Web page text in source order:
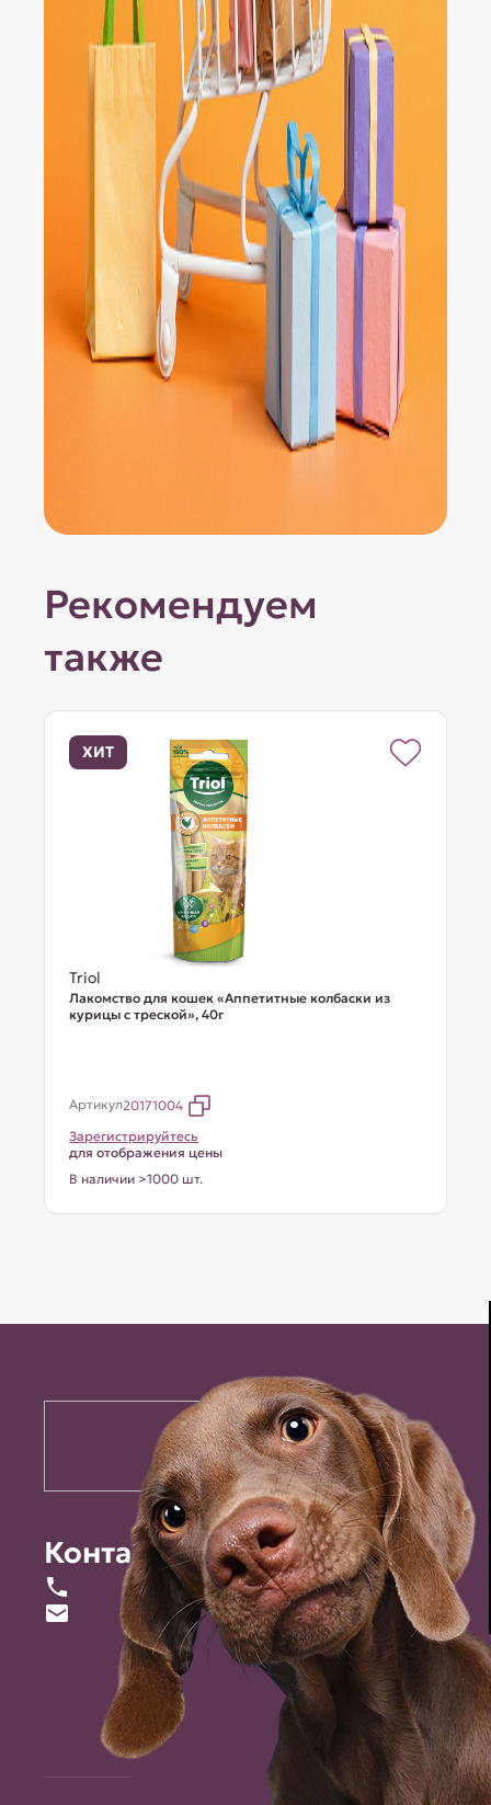
Рекомендуем
также
ХИТ
Triol
Лакомство для кошек «Аппетитные колбаски из
курицы с треской», 40г
Артикул20171004
Зарегистрируйтесь
для отображения цены
В наличии >1000 шт.
Контакты